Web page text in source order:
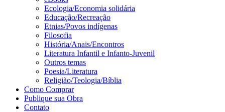
Ecologia/Economia solidária
Educação/Recreação
Etnias/Povos indígenas
Filosofia
História/Anais/Encontros
Literatura Infantil e Infanto-Juvenil
Outros temas
Poesia/Literatura
Religião/Teologia/Bíblia
Como Comprar
Publique sua Obra
Contato